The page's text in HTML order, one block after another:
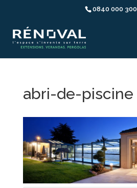
0840 000 300
abri-de-piscine